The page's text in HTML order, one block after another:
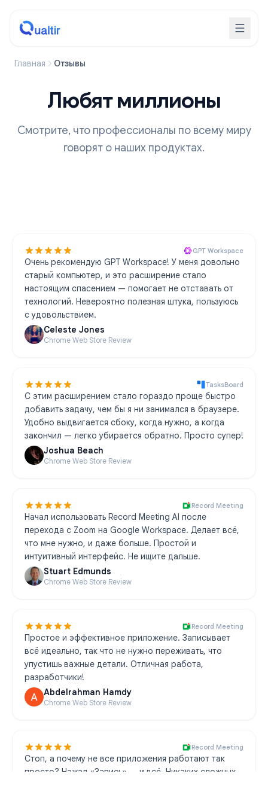
Главная Отзывы
Любят миллионы
Смотрите, что профессионалы по всему миру
говорят о наших продуктах.
GPT Workspace
Очень рекомендую GPT Workspace! У меня довольно
старый компьютер, и это расширение стало
настоящим спасением — помогает не отставать от
технологий. Невероятно полезная штука, пользуюсь
с удовольствием.
Celeste Jones
Chrome Web Store Review
TasksBoard
С этим расширением стало гораздо проще быстро
добавить задачу, чем бы я ни занимался в браузере.
Удобно выдвигается сбоку, когда нужно, а когда
закончил — легко убирается обратно. Просто супер!
Joshua Beach
Chrome Web Store Review
Record Meeting
Начал использовать Record Meeting AI после
перехода с Zoom на Google Workspace. Делает всё,
что мне нужно, и даже больше. Простой и
интуитивный интерфейс. Не ищите дальше.
Stuart Edmunds
Chrome Web Store Review
Record Meeting
Простое и эффективное приложение. Записывает
всё идеально, так что не нужно переживать, что
упустишь важные детали. Отличная работа,
разработчики!
Abdelrahman Hamdy
Chrome Web Store Review
Record Meeting
Стоп, а почему не все приложения работают так
просто? Нажал «Запись» — и всё. Никаких сложных